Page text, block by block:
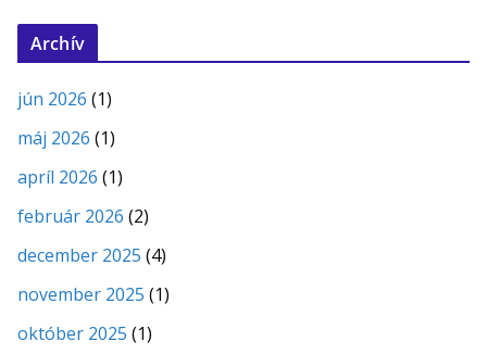
Archív
jún 2026 (1)
máj 2026 (1)
apríl 2026 (1)
február 2026 (2)
december 2025 (4)
november 2025 (1)
október 2025 (1)